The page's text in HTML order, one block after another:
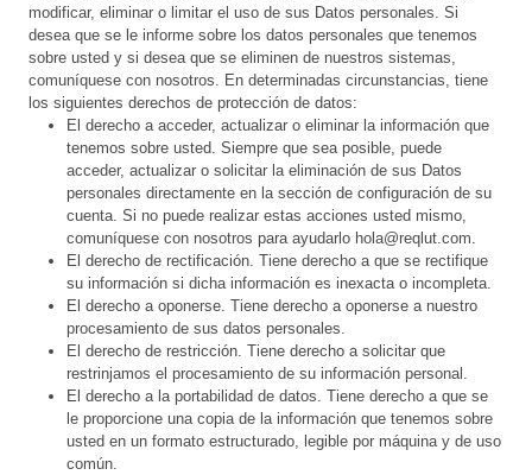
modificar, eliminar o limitar el uso de sus Datos personales. Si
desea que se le informe sobre los datos personales que tenemos
sobre usted y si desea que se eliminen de nuestros sistemas,
comuníquese con nosotros. En determinadas circunstancias, tiene
los siguientes derechos de protección de datos:
El derecho a acceder, actualizar o eliminar la información que
tenemos sobre usted. Siempre que sea posible, puede
acceder, actualizar o solicitar la eliminación de sus Datos
personales directamente en la sección de configuración de su
cuenta. Si no puede realizar estas acciones usted mismo,
comuníquese con nosotros para ayudarlo hola@reqlut.com.
El derecho de rectificación. Tiene derecho a que se rectifique
su información si dicha información es inexacta o incompleta.
El derecho a oponerse. Tiene derecho a oponerse a nuestro
procesamiento de sus datos personales.
El derecho de restricción. Tiene derecho a solicitar que
restrinjamos el procesamiento de su información personal.
El derecho a la portabilidad de datos. Tiene derecho a que se
le proporcione una copia de la información que tenemos sobre
usted en un formato estructurado, legible por máquina y de uso
común.